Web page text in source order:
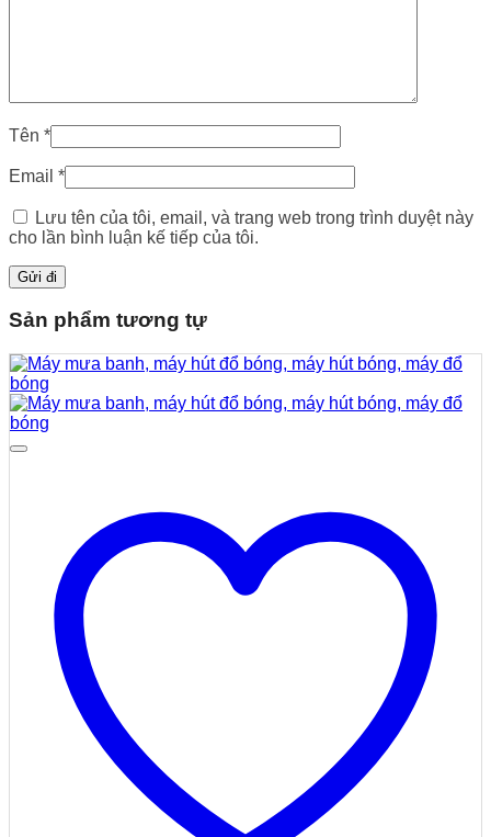
Tên *
Email *
Lưu tên của tôi, email, và trang web trong trình duyệt này
cho lần bình luận kế tiếp của tôi.
Sản phẩm tương tự